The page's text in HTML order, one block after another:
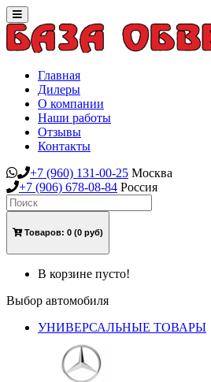
Toggle
navigation
Главная
Дилеры
О компании
Наши работы
Отзывы
Контакты
+7 (960) 131-00-25 Москва
+7 (906) 678-08-84 Россия
Товаров: 0 (0 руб)
В корзине пусто!
Выбор автомобиля
УНИВЕРСАЛЬНЫЕ ТОВАРЫ